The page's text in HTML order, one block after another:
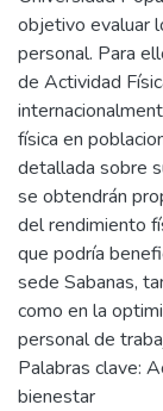
objetivo evaluar
personal. Para
de Actividad
física en
detallada sobre
se obtendrán
del rendimiento
que podría
sede Sabanas,
como en la
personal de
Palabras clave:
bienestar